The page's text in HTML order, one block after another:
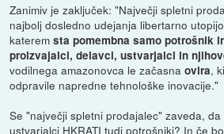
Zanimiv je zaključek: "Največji spletni
najbolj dosledno udejanja libertarno
kateremsta pomembna samo potrošnik
proizvajalci, delavci, ustvarjalci in
vodilnega amazonovca le začasnaovira,
odpravile napredne tehnološke inovacije."
Se "največji spletni prodajalec" zaveda,
ustvarjalci HKRATI tudi potrošniki? In če